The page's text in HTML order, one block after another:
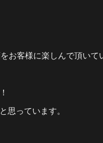
お客様に楽しんで頂いて
思っています。